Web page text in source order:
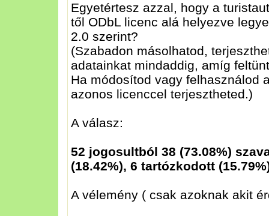
Egyetértesz azzal, hogy a
től ODbL licenc alá helyezve
2.0 szerint?
(Szabadon másolhatod,
adatainkat mindaddig, amíg
Ha módosítod vagy felhasználod
azonos licenccel terjesztheted.)
A válasz:
52 jogosultból 38 (73.08%)
(18.42%), 6 tartózkodott
A vélemény ( csak azoknak akit